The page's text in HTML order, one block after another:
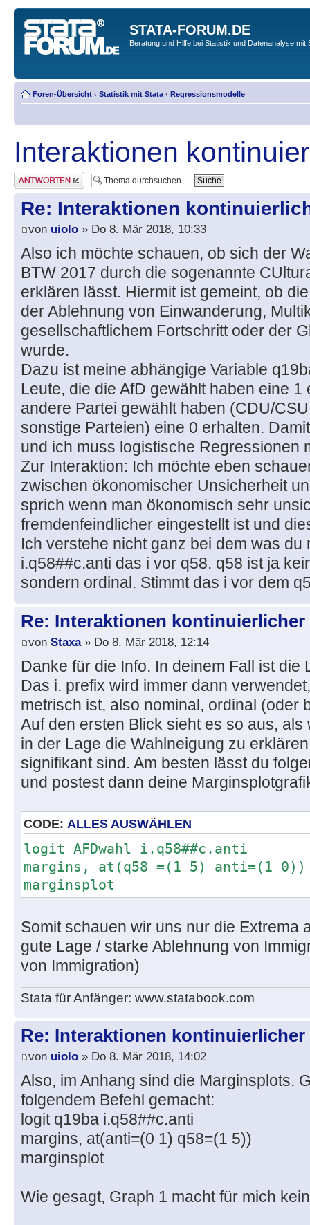
STATA-FORUM.DE
Beratung und Hilfe bei Statistik und Datenanalyse mit
Foren-Übersicht ‹ Statistik mit Stata ‹ Regressionsmodelle
Interaktionen
Antwort erstellen
Re: Interaktionen
von uiolo » Do 8. Mär 2018, 10:33
Also ich möchte schauen, ob sich der
BTW 2017 durch die sogenannte
erklären lässt. Hiermit ist gemeint, ob
der Ablehnung von Einwanderung,
gesellschaftlichem Fortschritt oder der
wurde.
Dazu ist meine abhängige Variable
Leute, die die AfD gewählt haben eine
andere Partei gewählt haben (CDU/
sonstige Parteien) eine 0 erhalten.
und ich muss logistische Regressionen
Zur Interaktion: Ich möchte eben
zwischen ökonomischer Unsicherheit
sprich wenn man ökonomisch sehr
fremdenfeindlicher eingestellt ist und
Ich verstehe nicht ganz bei dem was du
i.q58##c.anti das i vor q58. q58 ist ja
sondern ordinal. Stimmt das i vor dem
Re: Interaktionen kontinuierlicher
von Staxa» Do 8. Mär 2018, 12:14
Danke für die Info. In deinem Fall ist die
Das i. prefix wird immer dann
metrisch ist, also nominal, ordinal (oder
Auf den ersten Blick sieht es so aus,
in der Lage die Wahlneigung zu
signifikant sind. Am besten lässt du
und postest dann deine
CODE: ALLES AUSWÄHLEN
logit AFDwahl i.q58##c.anti
margins, at(q58 =(1 5) anti=(1 0))
marginsplot
Somit schauen wir uns nur die Extrema
gute Lage / starke Ablehnung von
von Immigration)
Stata für Anfänger: www.statabook.com
Re: Interaktionen kontinuierlicher
von uiolo » Do 8. Mär 2018, 14:02
Also, im Anhang sind die Marginsplots.
folgendem Befehl gemacht:
logit q19ba i.q58##c.anti
margins, at(anti=(0 1) q58=(1 5))
marginsplot
Wie gesagt, Graph 1 macht für mich